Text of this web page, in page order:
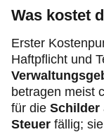
Was kostet
Erster
Haftpflicht und
betragen meist
für die Schilder
Steuer fällig;